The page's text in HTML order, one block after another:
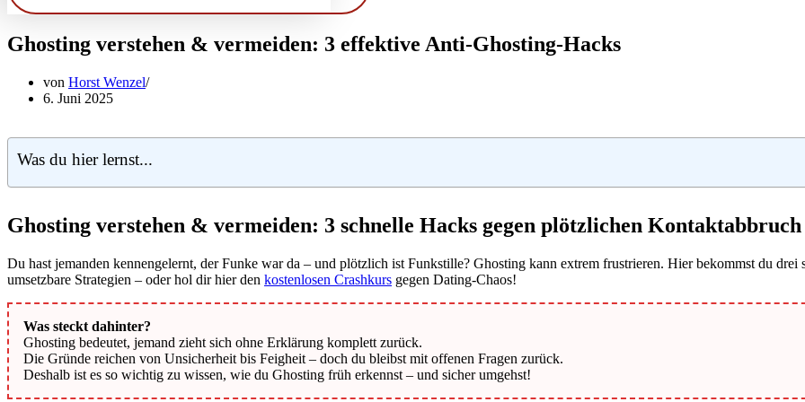
Ghosting verstehen & vermeiden: 3 effektive Anti-Ghosting-Hacks
von Horst Wenzel
6. Juni 2025
Was du hier lernst...
Ghosting verstehen & vermeiden: 3 schnelle Hacks gegen plötzlichen Kontaktabbruch
Du hast jemanden kennengelernt, der Funke war da – und plötzlich ist Funkstille? Ghosting kann extrem frustrieren. Hier bekommst du drei
umsetzbare Strategien – oder hol dir hier den kostenlosen Crashkurs gegen Dating-Chaos!
Was steckt dahinter?
Ghosting bedeutet, jemand zieht sich ohne Erklärung komplett zurück.
Die Gründe reichen von Unsicherheit bis Feigheit – doch du bleibst mit offenen Fragen zurück.
Deshalb ist es so wichtig zu wissen, wie du Ghosting früh erkennst – und sicher umgehst!